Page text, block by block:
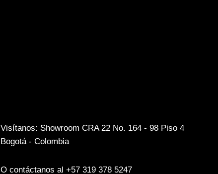
Visítanos: Showroom CRA 22 No. 164 - 98 Piso 4
Bogotá - Colombia
O contáctanos al +57 319 378 5247